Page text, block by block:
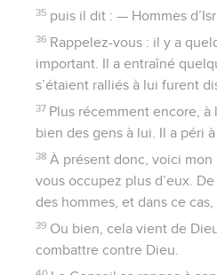
35 puis il dit : — Hommes
36 Rappelez-vous : il y a
important. Il a entraîné
s’étaient ralliés à lui furent
37 Plus récemment encore, à
bien des gens à lui. Il a péri
38 À présent donc, voici mon
vous occupez plus d’eux.
des hommes, et dans ce
39 Ou bien, cela vient de
combattre contre Dieu.
40